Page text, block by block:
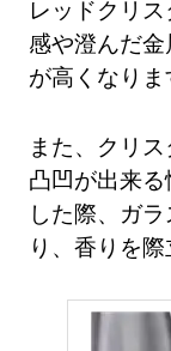
レッドクリ
感や澄んだ
が高くなりま
また、クリ
凸凹が出来
した際、ガ
り、香りを